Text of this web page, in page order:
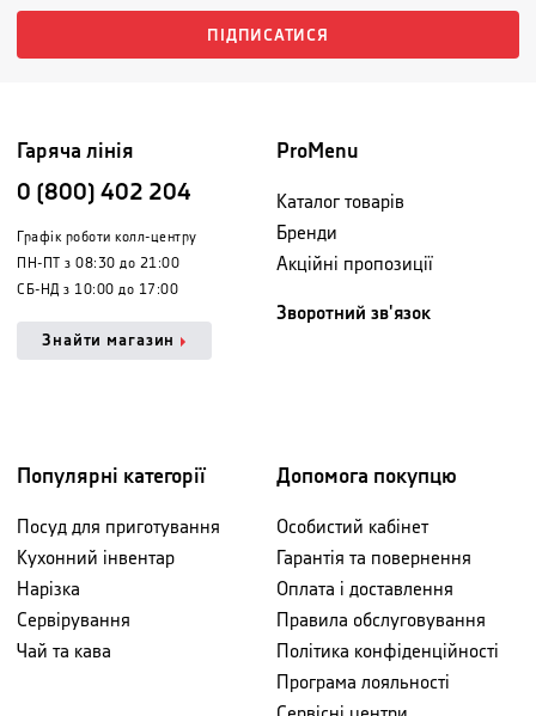
ПІДПИСАТИСЯ
Гаряча лінія
0 (800) 402 204
Графік роботи колл-центру
ПН-ПТ з 08:30 до 21:00
СБ-НД з 10:00 до 17:00
Знайти магазин
ProMenu
Каталог товарів
Бренди
Акційні пропозиції
Зворотний зв'язок
Популярні категорії
Посуд для приготування
Кухонний інвентар
Нарізка
Сервірування
Чай та кава
Допомога покупцю
Особистий кабінет
Гарантія та повернення
Оплата і доставлення
Правила обслуговування
Політика конфіденційності
Програма лояльності